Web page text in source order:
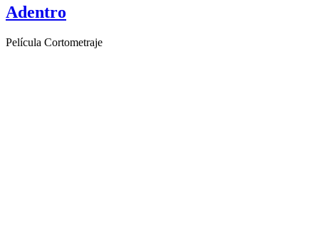
Adentro
Película Cortometraje